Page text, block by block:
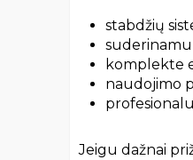
stabdžių
komplekte
naudojimo
Jeigu dažnai